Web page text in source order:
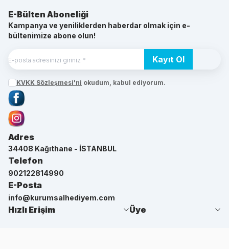
E-Bülten Aboneliği
Kampanya ve yeniliklerden haberdar olmak için e-
bültenimize abone olun!
Kayıt Ol
KVKK Sözleşmesi'ni okudum, kabul ediyorum.
Facebook
Instagram
Adres
34408 Kağıthane - İSTANBUL
Telefon
902122814990
E-Posta
info@kurumsalhediyem.com
Hızlı Erişim Üye